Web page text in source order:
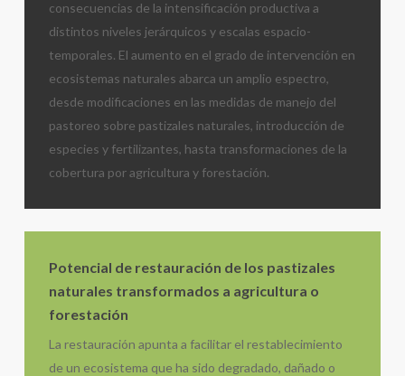
consecuencias de la intensificación productiva a
distintos niveles jerárquicos y escalas espacio-
temporales. El aumento en el grado de intervención en
ecosistemas naturales abarca un amplio espectro,
desde modificaciones en las medidas de manejo del
pastoreo sobre pastizales naturales, introducción de
especies y fertilizantes, hasta transformaciones de la
cobertura por agricultura y forestación.
Potencial de restauración de los pastizales
naturales transformados a agricultura o
forestación
La restauración apunta a facilitar el restablecimiento
de un ecosistema que ha sido degradado, dañado o